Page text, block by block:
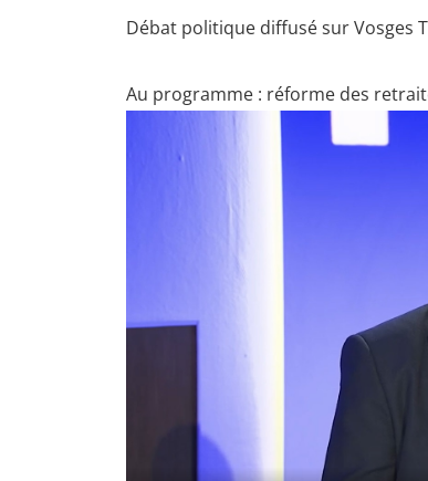
Débat politique diffusé sur Vosges
Au programme : réforme des